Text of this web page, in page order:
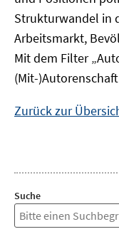
Strukturwandel in
Arbeitsmarkt,
Mit dem Filter
(Mit-
Zurück zur
Suche